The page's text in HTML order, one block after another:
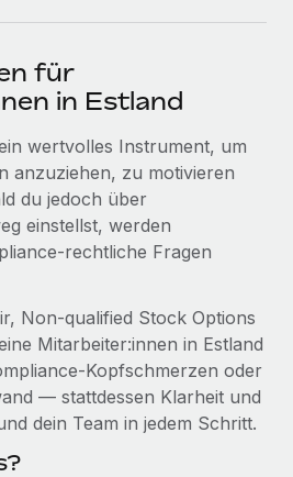
für globale HR & Compliance
Screening
und Verfolgung von IT-
von Global-HR-Funktionen in deine
und KI-Automatisierung
Weaviate sein Team mit
vergrößert
Weaviate entwickelt KI-basierte
Das...
und Qualifikationen
für
in Estland
wertvolles Instrument, um
anzuziehen, zu motivieren
du jedoch über
einstellst, werden
rechtliche Fragen
Non-qualified Stock Options
Mitarbeiter:innen in Estland
Kopfschmerzen oder
— stattdessen Klarheit und
dein Team in jedem Schritt.